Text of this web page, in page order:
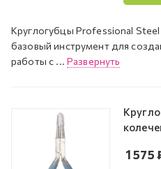
Круглогубцы Professional
базовый инструмент для
работы с ... Развернуть
1 575